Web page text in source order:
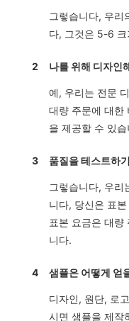
그렇습니다, 우
다, 그것은 5-6 크
2 나를 위해 디자인
예, 우리는 전문
대량 주문에 대한
을 제공할 수 있습
3 품질을 테스트하
그렇습니다, 우리
니다, 당신은 표
표본 요금은 대량
니다.
4 샘플은 어떻게 얻
디자인, 원단, 로
시면 샘플을 제작